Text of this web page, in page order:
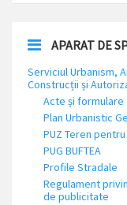
APARAT DE
Serviciul Urbanism,
Construcții și
Acte și formulare
Plan Urbanistic
PUZ Teren
PUG BUFTEA
Profile Stradale
Regulament
de publicitate